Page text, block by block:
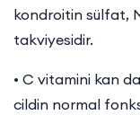
kondroitin sülfat,
takviyesidir.
• C vitamini kan
cildin normal